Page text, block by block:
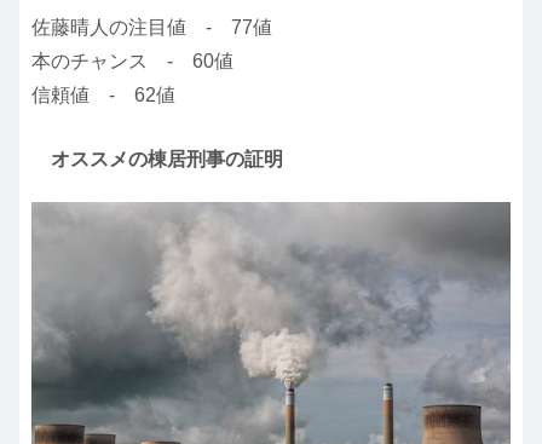
佐藤晴人の注目値 - 77値
本のチャンス - 60値
信頼値 - 62値
オススメの棟居刑事の証明